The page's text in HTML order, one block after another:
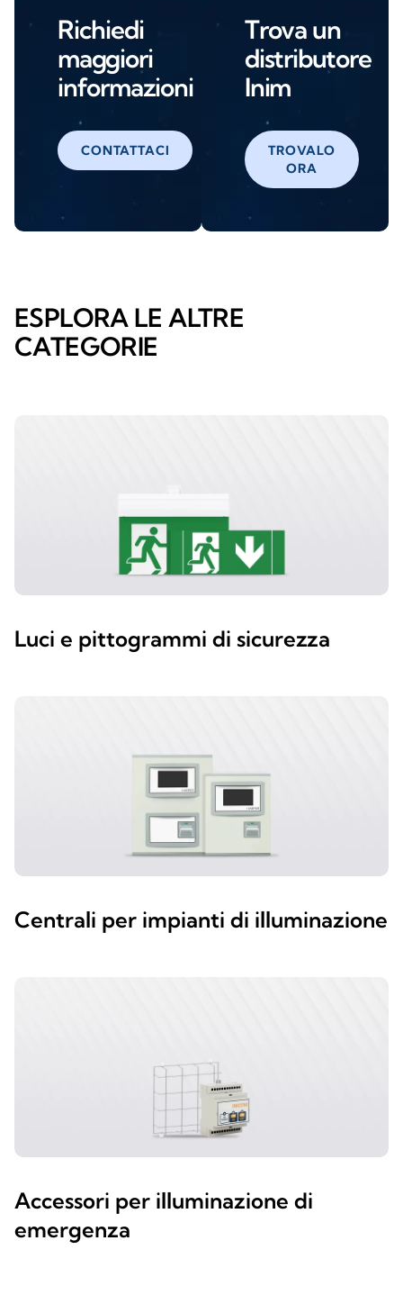
Richiedi
maggiori
informazioni
CONTATTACI
Trova un
distributore
Inim
TROVALO
ORA
ESPLORA LE ALTRE
CATEGORIE
Luci e pittogrammi di sicurezza
Centrali per impianti di illuminazione
Accessori per illuminazione di
emergenza